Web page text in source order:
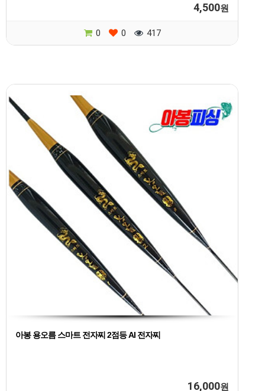
4,500원
0 0 417
아봉 용오름 스마트 전자찌 2점등 AI 전자찌
16,000원